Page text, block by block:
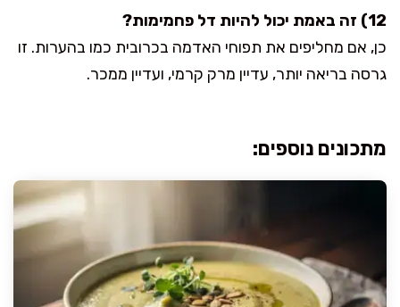
12) זה באמת יכול להיות דל פחמימות?
כן, אם מחליפים את תפוחי האדמה בכרובית כמו בהערות. זו
גרסה בריאה יותר, עדיין מרק קרמי, ועדיין ממכר.
מתכונים נוספים: